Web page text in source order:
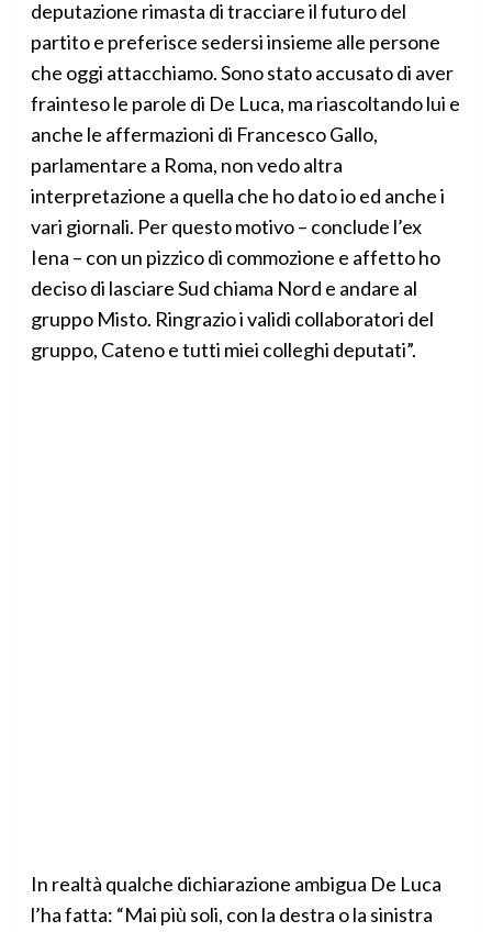
deputazione rimasta di tracciare il futuro del
partito e preferisce sedersi insieme alle persone
che oggi attacchiamo. Sono stato accusato di aver
frainteso le parole di De Luca, ma riascoltando lui e
anche le affermazioni di Francesco Gallo,
parlamentare a Roma, non vedo altra
interpretazione a quella che ho dato io ed anche i
vari giornali. Per questo motivo – conclude l’ex
Iena – con un pizzico di commozione e affetto ho
deciso di lasciare Sud chiama Nord e andare al
gruppo Misto. Ringrazio i validi collaboratori del
gruppo, Cateno e tutti miei colleghi deputati”.
In realtà qualche dichiarazione ambigua De Luca
l’ha fatta: “Mai più soli, con la destra o la sinistra